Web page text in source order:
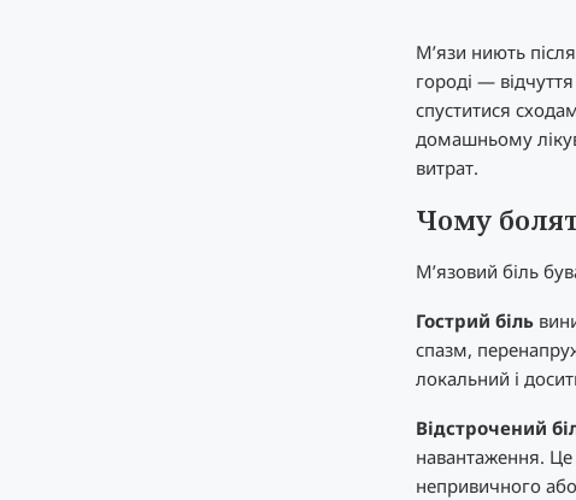
М’язи ниють
городі —
спуститися
домашньому
витрат.
Чому
М’язовий біль
Гострий біль
спазм,
локальний і
Відстрочений
навантаження.
непривичного